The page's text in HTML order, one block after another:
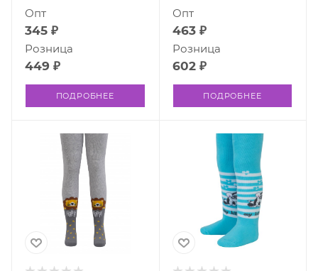
345 ₽
Опт
449 ₽
Розница
ПОДРОБНЕЕ
463 ₽
Опт
602 ₽
Розница
ПОДРОБНЕЕ